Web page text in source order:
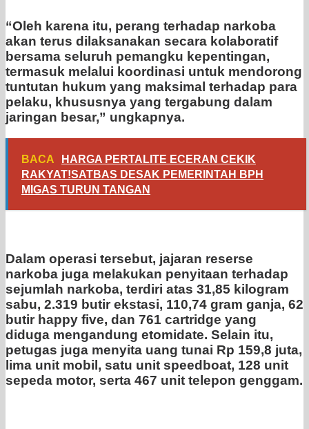
“Oleh karena itu, perang terhadap narkoba
akan terus dilaksanakan secara kolaboratif
bersama seluruh pemangku kepentingan,
termasuk melalui koordinasi untuk mendorong
tuntutan hukum yang maksimal terhadap para
pelaku, khususnya yang tergabung dalam
jaringan besar,” ungkapnya.
BACA
HARGA PERTALITE ECERAN CEKIK
RAKYAT!SATBAS DESAK PEMERINTAH BPH
MIGAS TURUN TANGAN
Dalam operasi tersebut, jajaran reserse
narkoba juga melakukan penyitaan terhadap
sejumlah narkoba, terdiri atas 31,85 kilogram
sabu, 2.319 butir ekstasi, 110,74 gram ganja, 62
butir happy five, dan 761 cartridge yang
diduga mengandung etomidate. Selain itu,
petugas juga menyita uang tunai Rp 159,8 juta,
lima unit mobil, satu unit speedboat, 128 unit
sepeda motor, serta 467 unit telepon genggam.